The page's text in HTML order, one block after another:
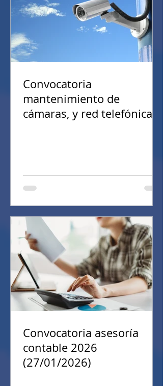
Convocatoria
mantenimiento de
cámaras, y red telefónica
Convocatoria asesoría
contable 2026
(27/01/2026)